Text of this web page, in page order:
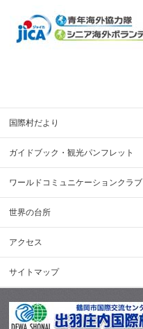
国際村だより
ガイドブック・観光パンフレット
ワールドコミュニケーションクラブ
世界の台所
アクセス
サイトマップ